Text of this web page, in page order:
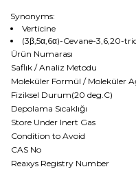
Synonyms:
Verticine
(3β,5α,6α)-Cevane-3,6,20-
Ürün Numarası
Saflık / Analiz Metodu
Moleküler Formül / Moleküler
Fiziksel Durum(20 deg.C)
Depolama Sıcaklığı
Store Under Inert Gas
Condition to Avoid
CAS No
Reaxys Registry Number